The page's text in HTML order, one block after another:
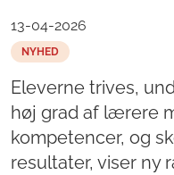
13-04-2026
NYHED
Eleverne trives,
høj grad af lærere
kompetencer, og
resultater, viser ny